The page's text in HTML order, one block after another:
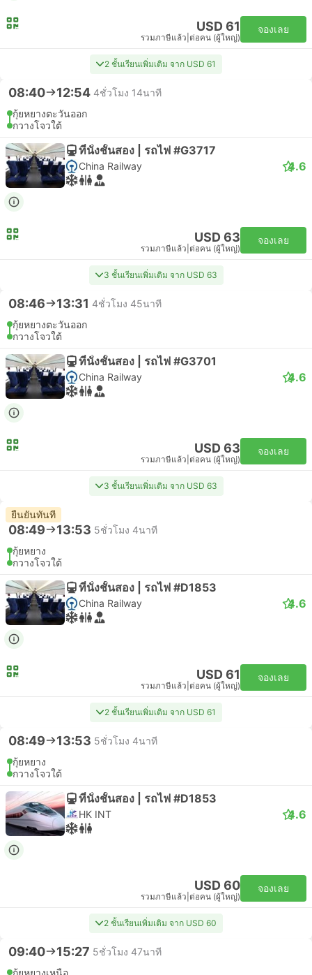
USD 61
รวมภาษีแล้ว ต่อคน (ผู้ใหญ่)
จองเลย
2 ชั้นเรียนเพิ่มเติม จาก USD 61
08:40 12:54 4ชั่วโมง 14นาที
กุ้ยหยางตะวันออก
กวางโจวใต้
ที่นั่งชั้นสอง | รถไฟ #G3717
China Railway 4.6
USD 63
รวมภาษีแล้ว ต่อคน (ผู้ใหญ่)
จองเลย
3 ชั้นเรียนเพิ่มเติม จาก USD 63
08:46 13:31 4ชั่วโมง 45นาที
กุ้ยหยางตะวันออก
กวางโจวใต้
ที่นั่งชั้นสอง | รถไฟ #G3701
China Railway 4.6
USD 63
รวมภาษีแล้ว ต่อคน (ผู้ใหญ่)
จองเลย
3 ชั้นเรียนเพิ่มเติม จาก USD 63
ยืนยันทันที
08:49 13:53 5ชั่วโมง 4นาที
กุ้ยหยาง
กวางโจวใต้
ที่นั่งชั้นสอง | รถไฟ #D1853
China Railway 4.6
USD 61
รวมภาษีแล้ว ต่อคน (ผู้ใหญ่)
จองเลย
2 ชั้นเรียนเพิ่มเติม จาก USD 61
08:49 13:53 5ชั่วโมง 4นาที
กุ้ยหยาง
กวางโจวใต้
ที่นั่งชั้นสอง | รถไฟ #D1853
HK INT 4.6
USD 60
รวมภาษีแล้ว ต่อคน (ผู้ใหญ่)
จองเลย
2 ชั้นเรียนเพิ่มเติม จาก USD 60
09:40 15:27 5ชั่วโมง 47นาที
กุ้ยหยางเหนือ